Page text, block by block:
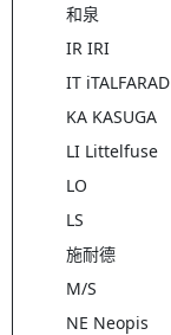
和泉
IR IRI
IT iTALFARAD
KA KASUGA
LI Littelfuse
LO
LS
施耐德
M/S
NE Neopis